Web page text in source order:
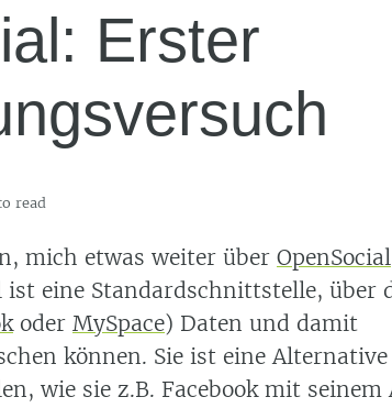
Erster
read
mich etwas weiter über OpenSocial
ist eine Standardschnittstelle, über
oder MySpace) Daten und damit
können. Sie ist eine Alternative
wie sie z.B. Facebook mit seinem